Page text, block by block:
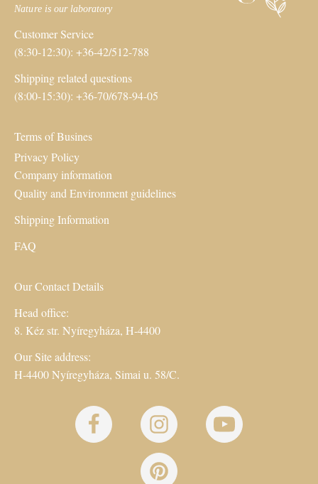
Customer Service
(8:30-12:30): +36-42/512-788
Shipping related questions
(8:00-15:30): +36-70/678-94-05
Terms of Busines
Privacy Policy
Company information
Quality and Environment guidelines
Shipping Information
FAQ
Our Contact Details
Head office:
8. Kéz str. Nyíregyháza, H-4400
Our Site address:
H-4400 Nyíregyháza, Simai u. 58/C.